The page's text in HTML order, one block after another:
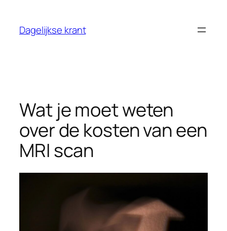
Dagelijkse krant
Wat je moet weten
over de kosten van een
MRI scan